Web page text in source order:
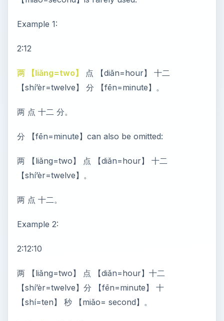
Example 1:
2:12
两 【liǎng=two】
点 【diǎn=hour】 十二
【shí’èr=twelve】 分 【fēn=minute】。
两 点 十二 分。
分 【fēn=minute】can also be omitted:
两 【liǎng=two】 点 【diǎn=hour】 十二
【shí’èr=twelve】。
两 点 十二。
Example 2:
2:12:10
两 【liǎng=two】 点 【diǎn=hour】十二
【shí’èr=twelve】分 【fēn=minute】 十
【shí=ten】 秒 【miǎo= second】。